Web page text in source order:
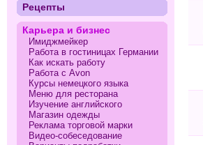
Рецепты
Карьера и бизнес
Имиджмейкер
Работа в гостиницах Германии
Как искать работу
Работа с Avon
Курсы немецкого языка
Меню для ресторана
Изучение английского
Магазин одежды
Реклама торговой марки
Видео-собеседование